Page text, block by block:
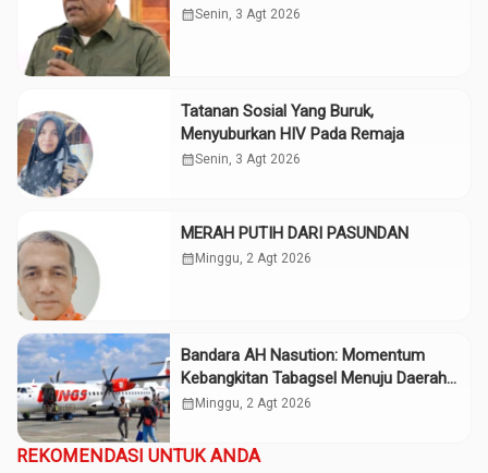
calendar_monthSenin, 3 Agt 2026
Tatanan Sosial Yang Buruk,
Menyuburkan HIV Pada Remaja
calendar_monthSenin, 3 Agt 2026
MERAH PUTIH DARI PASUNDAN
calendar_monthMinggu, 2 Agt 2026
Bandara AH Nasution: Momentum
Kebangkitan Tabagsel Menuju Daerah
Maju
calendar_monthMinggu, 2 Agt 2026
REKOMENDASI UNTUK ANDA